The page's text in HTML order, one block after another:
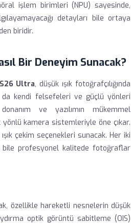
işlem birimleri (NPU) sayesinde,
detayları bile ortaya
biridir.
Bir Deneyim Sunacak?
Ultra, düşük ışık fotoğrafçılığında
da kendi felsefeleri ve güçlü yönleri
ve yazılımın mükemmel
kamera sistemleriyle öne çıkar.
çekim seçenekleri sunacak. Her iki
bile profesyonel kalitede fotoğraflar
özellikle hareketli nesnelerin düşük
optik görüntü sabitleme (OIS)